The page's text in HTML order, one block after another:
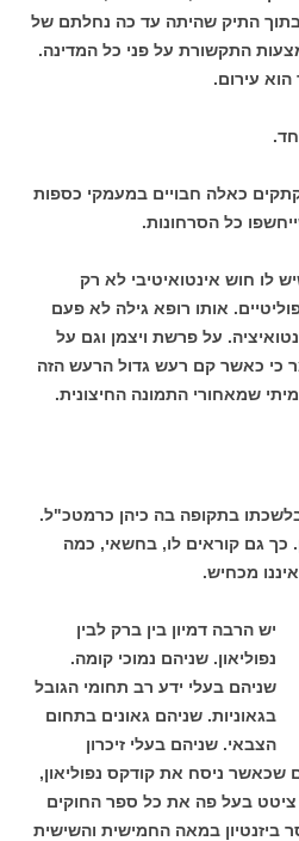
התיק שהיתה עד כה נחלתם של
התקשורת על פני כל המדינה.
עירום.
כאלה חבויים במעמקי כספות
כל הסרחונות.
לו חוש אינטואיטיבי לא רק
אותו רופא גילה לא פעם
על פרשת ויצמן וגם על
כי כאשר קם רעש גדול הרעש הזה
שמאחורי התמונה החיצונית.
בתקופה בה כיהן כרמטכ"ל.
כך גם קוראים לו, בחשאי, כמה
מכחיש.
יש הרבה דמיון בין ברק לבין
נפוליאון. שניהם נמוכי קומה.
שניהם בעלי ידע רב תחומי הגובל
בגאוניות. שניהם גאונים בתחום
הצבאי. שניהם בעלי זיכרון
שכאשר ניסח את קודקס נפוליאון,
בעל פה את כל ספר החוקים
ביזנטיון במאה החמישית והשישית